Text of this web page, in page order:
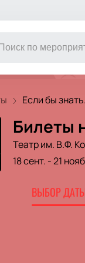
Если бы
Билеты
Театр им. В.Ф.
18 сент. -21
ВЫБОР